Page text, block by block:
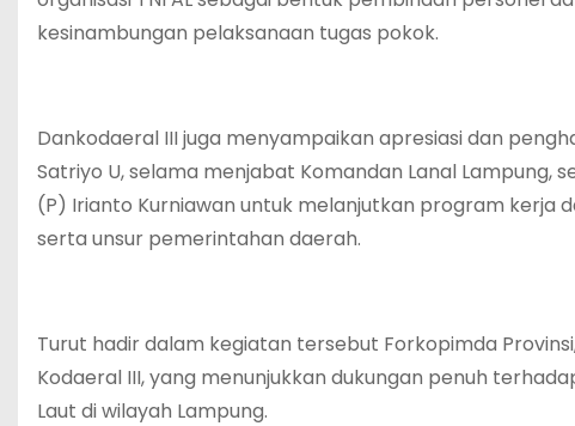
kesinambungan pelaksanaan tugas pokok.
Dankodaeral III juga menyampaikan apresiasi dan
Satriyo U, selama menjabat Komandan Lanal
(P) Irianto Kurniawan untuk melanjutkan program kerja
serta unsur pemerintahan daerah.
Turut hadir dalam kegiatan tersebut Forkopimda
Kodaeral III, yang menunjukkan dukungan penuh
Laut di wilayah Lampung.